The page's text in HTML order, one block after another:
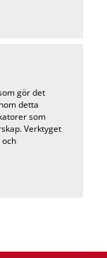
gör det
detta
som
Verktyget